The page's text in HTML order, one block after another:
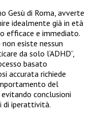
Gesù di Roma, avverte
idealmente già in età
efficace e immediato.
esiste nessun
da solo l’ADHD”,
basato
accurata richiede
del
conclusioni
di iperattività.